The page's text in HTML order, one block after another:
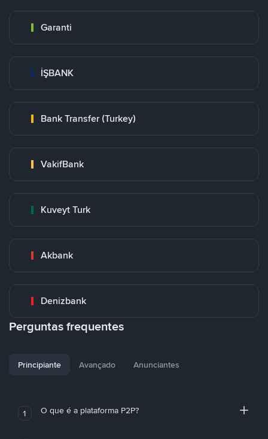
Garanti
İŞBANK
Bank Transfer (Turkey)
VakifBank
Kuveyt Turk
Akbank
Denizbank
Perguntas frequentes
Principiante Avançado Anunciantes
1 O que é a plataforma P2P?